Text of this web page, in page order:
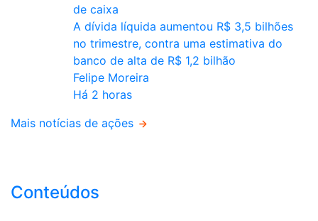
de caixa
A dívida líquida aumentou R$ 3,5 bilhões
no trimestre, contra uma estimativa do
banco de alta de R$ 1,2 bilhão
Felipe Moreira
Há 2 horas
Mais notícias de ações
Conteúdos